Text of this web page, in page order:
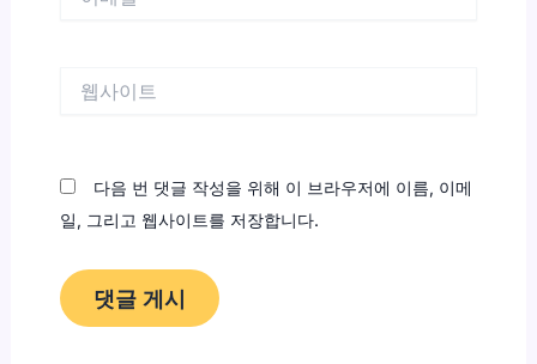
다음 번 댓글 작성을 위해 이 브라우저에 이름, 이메
일, 그리고 웹사이트를 저장합니다.